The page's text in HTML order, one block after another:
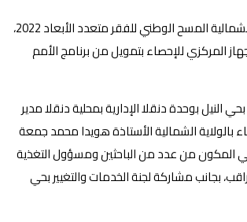
إنطلق اليوم بالولاية الشمالية المسح الوطني للفقر متعدد الأبعاد 2022،
الجهاز المركزي للإحصاء بتمويل من برنامج الأمم
النيل بوحدة دنقلا الإدارية بمحلية دنقلا مدير
بالولاية الشمالية الأستاذة هويدا محمد جمعة
المكون من عدد من الباحثين ومسؤول التغذية
بجانب مشاركة لجنة الخدمات والتغيير بحي